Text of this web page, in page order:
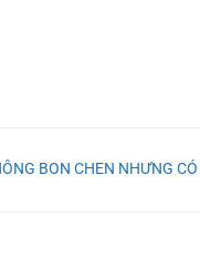
BON CHEN NHƯNG CÓ